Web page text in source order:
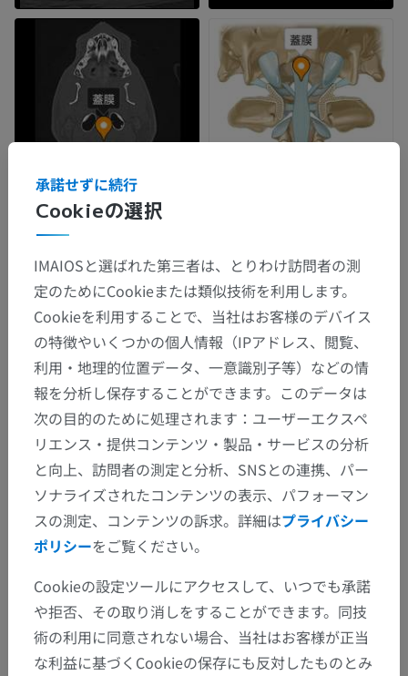
解剖学的階層
獣医解剖学
関節学> 脊柱、胸郭および頭蓋の関節
環軸関節 > 蓋膜
下位構造： この解剖学的部位には下位構造がありま
せん
Cookieの選択
承諾せずに続行
IMAIOSと選ばれた第三者は、とりわけ訪問者の測
定のためにCookieまたは類似技術を利用します。
Cookieを利用することで、当社はお客様のデバイス
の特徴やいくつかの個人情報（IPアドレス、閲覧、
利用・地理的位置データ、一意識別子等）などの情
報を分析し保存することができます。このデータは
次の目的のために処理されます：ユーザーエクスペ
リエンス・提供コンテンツ・製品・サービスの分析
と向上、訪問者の測定と分析、SNSとの連携、パー
ソナライズされたコンテンツの表示、パフォーマン
スの測定、コンテンツの訴求。詳細はプライバシー
ポリシーをご覧ください。
Cookieの設定ツールにアクセスして、いつでも承諾
や拒否、その取り消しをすることができます。同技
術の利用に同意されない場合、当社はお客様が正当
な利益に基づくCookieの保存にも反対したものとみ